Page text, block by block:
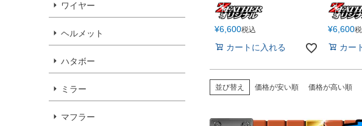
ワイヤー
ヘルメット
ハタボー
ミラー
マフラー
¥6,600税込
カートに入れる
¥6,600
カー
並び替え 価格が安い順 価格が高い順